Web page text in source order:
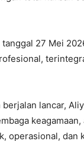
27 Mei
lancar,
operasional, dan